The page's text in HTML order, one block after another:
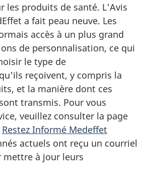
les produits de santé. L'Avis
a fait peau neuve. Les
accès à un plus grand
de personnalisation, ce qui
le type de
reçoivent, y compris la
et la manière dont ces
transmis. Pour vous
veuillez consulter la page
Restez Informé Medeffet
actuels ont reçu un courriel
mettre à jour leurs